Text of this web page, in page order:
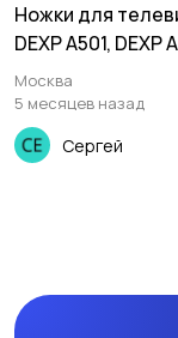
Ножки для
DEXP A501, DEXP
Hyundai H-
H-LED55BU7003
Москва
5 месяцев назад
Сергей